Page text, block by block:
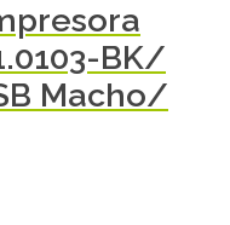
BK/
Macho/